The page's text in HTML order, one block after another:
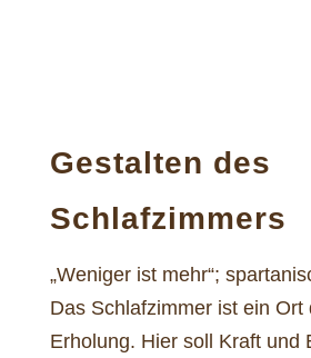
Gestalten des
Schlafzimmers
„Weniger ist mehr“;
Das Schlafzimmer ist ein Ort
Erholung. Hier soll Kraft und